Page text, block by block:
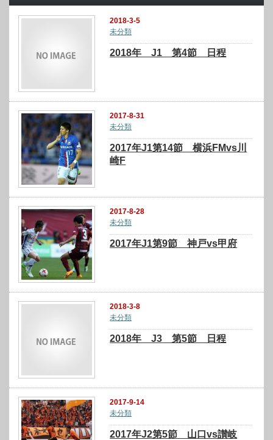
2018-3-5
未分類
2018年 J1 第4節 日程
2017-8-31
未分類
2017年J1第14節 横浜FMvs川
崎F
2017-8-28
未分類
2017年J1第9節 神戸vs甲府
2018-3-8
未分類
2018年 J3 第5節 日程
2017-9-14
未分類
2017年J2第5節 山口vs讃岐